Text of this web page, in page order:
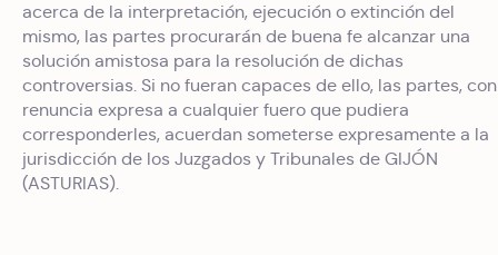
acerca de la interpretación, ejecución o extinción del
mismo, las partes procurarán de buena fe alcanzar una
solución amistosa para la resolución de dichas
controversias. Si no fueran capaces de ello, las partes, con
renuncia expresa a cualquier fuero que pudiera
corresponderles, acuerdan someterse expresamente a la
jurisdicción de los Juzgados y Tribunales de GIJÓN
(ASTURIAS).